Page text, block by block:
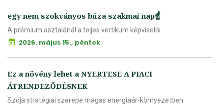
egy nem szokványos búza szakmai nap☝️
A prémium asztalánál a teljes vertikum képviselői
2026. május 15., péntek
Ez a növény lehet a NYERTESE A PIACI
ÁTRENDEZŐDÉSNEK
Szója stratégiai szerepe magas energiaár-környezetben